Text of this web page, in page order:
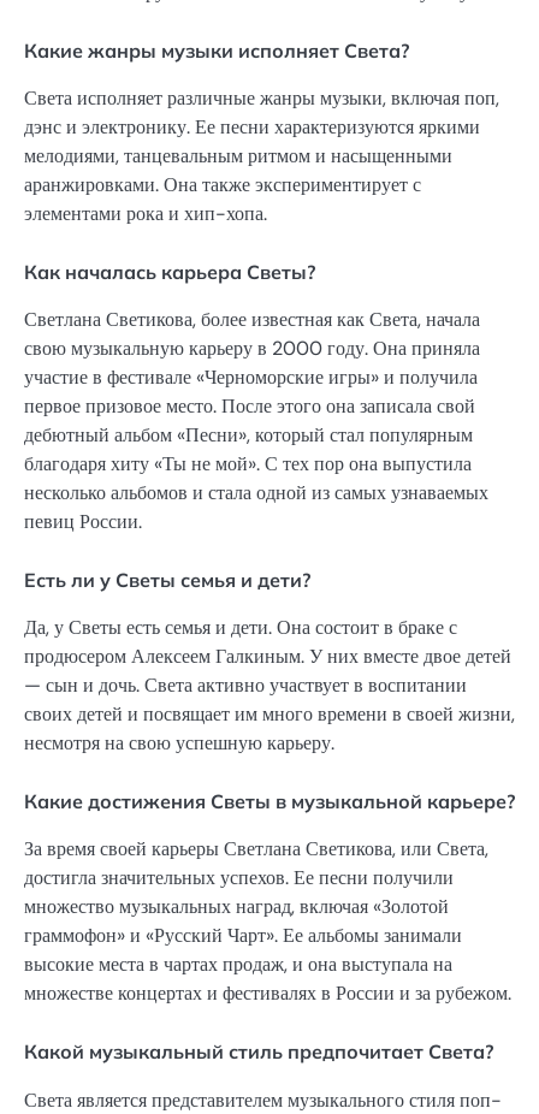
Какие жанры музыки исполняет Света?
Света исполняет различные жанры музыки, включая поп,
дэнс и электронику. Ее песни характеризуются яркими
мелодиями, танцевальным ритмом и насыщенными
аранжировками. Она также экспериментирует с
элементами рока и хип-хопа.
Как началась карьера Светы?
Светлана Светикова, более известная как Света, начала
свою музыкальную карьеру в 2000 году. Она приняла
участие в фестивале «Черноморские игры» и получила
первое призовое место. После этого она записала свой
дебютный альбом «Песни», который стал популярным
благодаря хиту «Ты не мой». С тех пор она выпустила
несколько альбомов и стала одной из самых узнаваемых
певиц России.
Есть ли у Светы семья и дети?
Да, у Светы есть семья и дети. Она состоит в браке с
продюсером Алексеем Галкиным. У них вместе двое детей
— сын и дочь. Света активно участвует в воспитании
своих детей и посвящает им много времени в своей жизни,
несмотря на свою успешную карьеру.
Какие достижения Светы в музыкальной карьере?
За время своей карьеры Светлана Светикова, или Света,
достигла значительных успехов. Ее песни получили
множество музыкальных наград, включая «Золотой
граммофон» и «Русский Чарт». Ее альбомы занимали
высокие места в чартах продаж, и она выступала на
множестве концертах и фестивалях в России и за рубежом.
Какой музыкальный стиль предпочитает Света?
Света является представителем музыкального стиля поп-